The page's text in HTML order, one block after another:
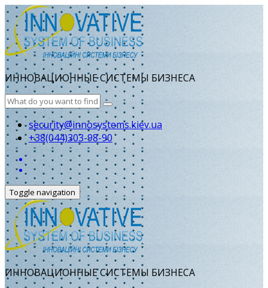
ИННОВАЦИОННЫЕ СИСТЕМЫ БИЗНЕСА
security@innosystems.kiev.ua
+38(044)303-98-90
Toggle navigation
ИННОВАЦИОННЫЕ СИСТЕМЫ БИЗНЕСА